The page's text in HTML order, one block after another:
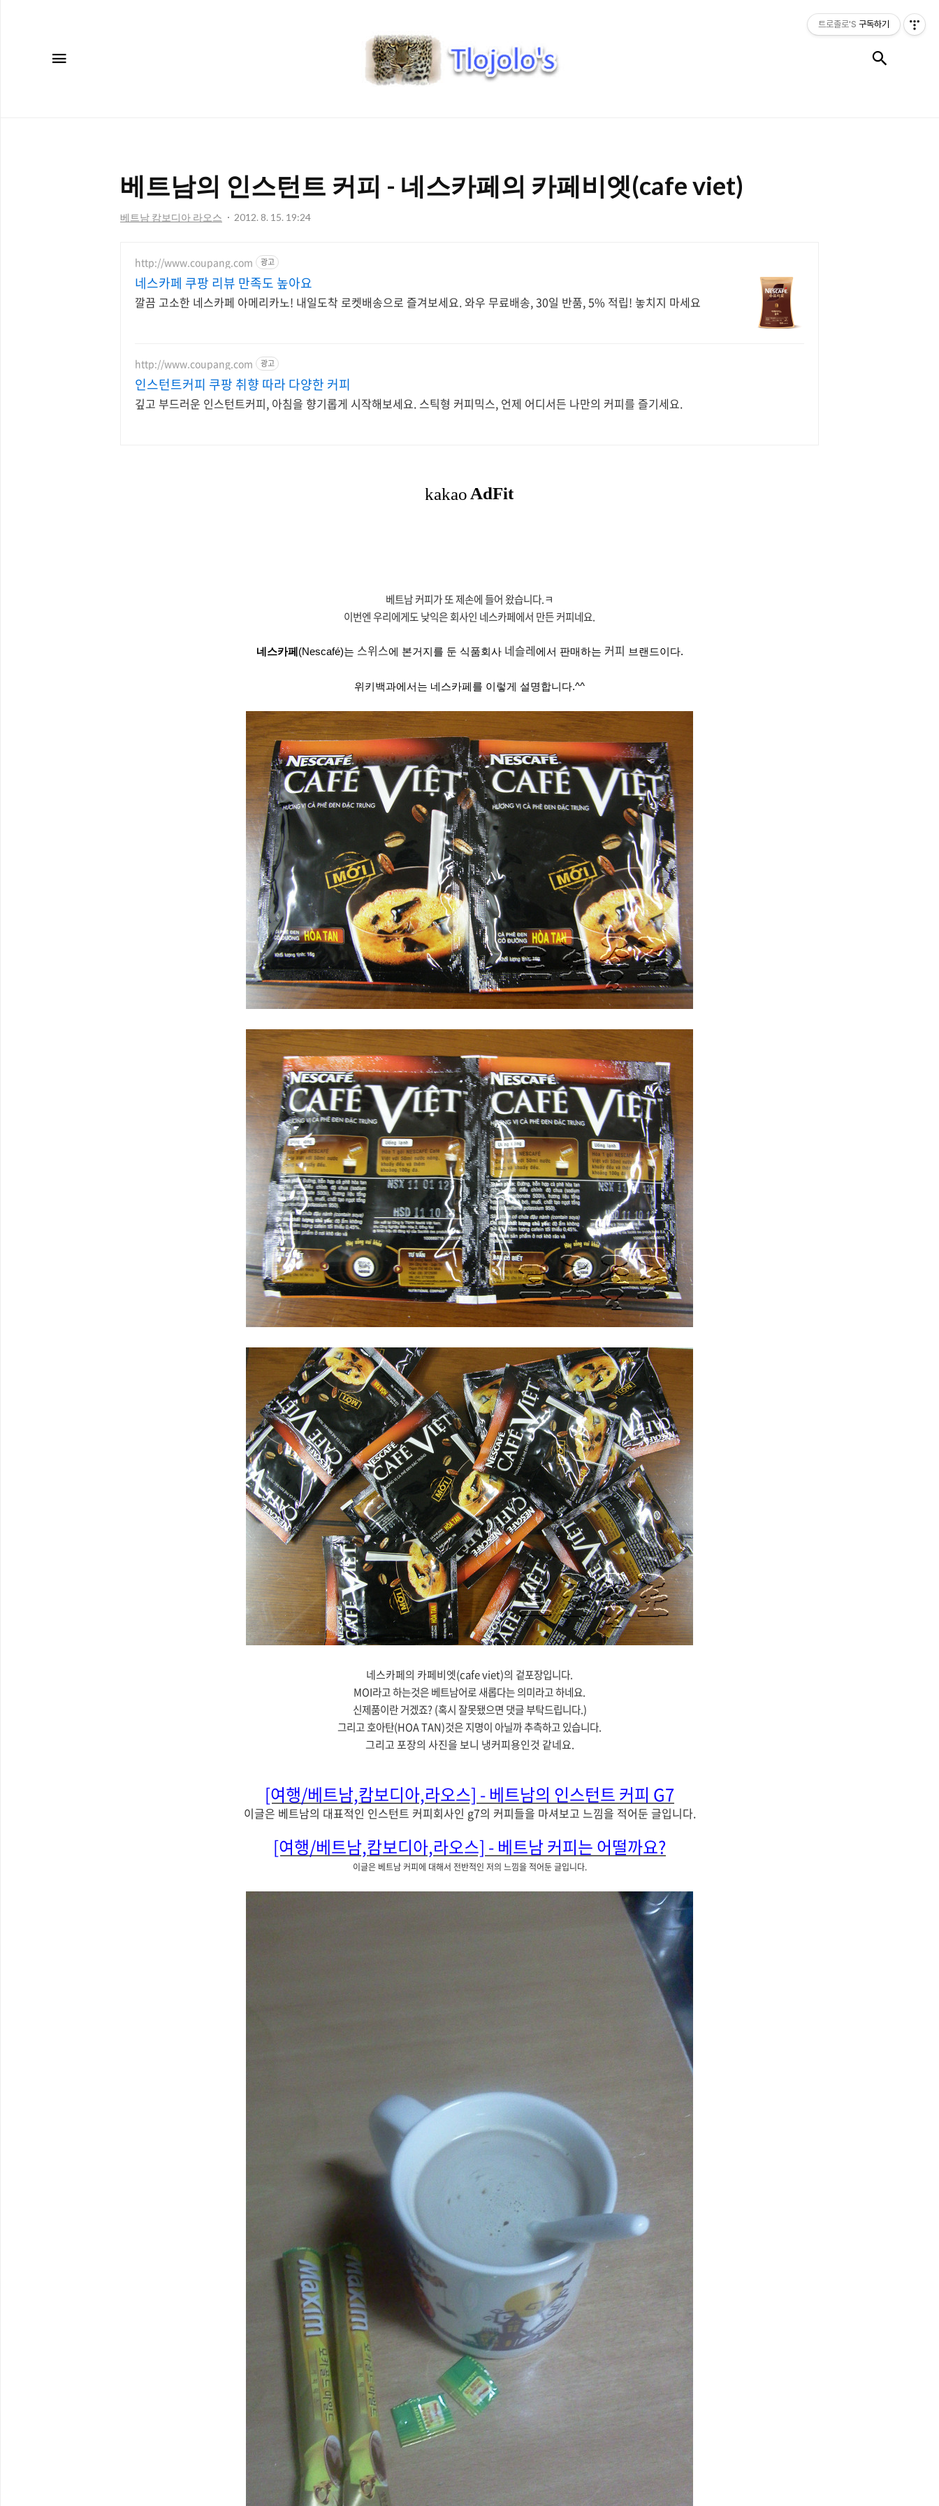
트
로
베트남의 인스턴트 커피 - 네스카페의 카페비엣(cafe viet)
베트남 캄보디아 라오스 2012. 8. 15. 19:24
http://www.coupang.com 광고
네스카페 쿠팡 리뷰 만족도 높아요
깔끔 고소한 네스카페 아메리카노! 내일도착 로켓배송으로 즐겨보세요. 와우 무료배송, 30일 반품, 5% 적립! 놓치지 마세요
http://www.coupang.com 광고
인스턴트커피 쿠팡 취향 따라 다양한 커피
깊고 부드러운 인스턴트커피, 아침을 향기롭게 시작해보세요. 스틱형 커피믹스, 언제 어디서든 나만의 커피를 즐기세요.
베트남 커피가 또 제손에 들어 왔습니다.ㅋ
이번엔 우리에게도 낮익은 회사인 네스카페에서 만든 커피네요.
네스카페(Nescafé)는 스위스에 본거지를 둔 식품회사 네슬레에서 판매하는 커피 브랜드이다.
위키백과에서는 네스카페를 이렇게 설명합니다.^^
네스카페의 카페비엣(cafe viet)의 겉포장입니다.
MOI라고 하는것은 베트남어로 새롭다는 의미라고 하네요.
신제품이란 거겠죠? (혹시 잘못됐으면 댓글 부탁드립니다.)
그리고 호아탄(HOA TAN)것은 지명이 아닐까 추측하고 있습니다.
그리고 포장의 사진을 보니 냉커피용인것 같네요.
[여행/베트남,캄보디아,라오스] - 베트남의 인스턴트 커피 G7
이글은 베트남의 대표적인 인스턴트 커피회사인 g7의 커피들을 마셔보고 느낌을 적어둔 글입니다.
[여행/베트남,캄보디아,라오스] - 베트남 커피는 어떨까요?
이글은 베트남 커피에 대해서 전반적인 저의 느낌을 적어둔 글입니다.
트로졸로'S 구독하기